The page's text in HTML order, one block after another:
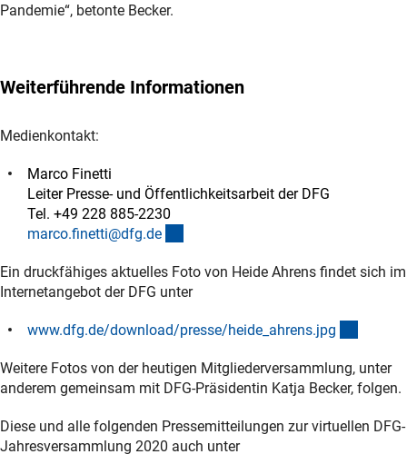
Pandemie“, betonte Becker.
Weiterführende Informationen
Medienkontakt:
Marco Finetti
Leiter Presse- und Öffentlichkeitsarbeit der DFG
Tel. +49 228 885-2230
marco.finetti@dfg.de
Ein druckfähiges aktuelles Foto von Heide Ahrens findet sich im
Internetangebot der DFG unter
www.dfg.de/download/presse/heide_ahrens.jpg
Weitere Fotos von der heutigen Mitgliederversammlung, unter
anderem gemeinsam mit DFG-Präsidentin Katja Becker, folgen.
Diese und alle folgenden Pressemitteilungen zur virtuellen DFG-
Jahresversammlung 2020 auch unter